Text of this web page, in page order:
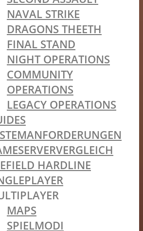
NAVAL STRIKE
DRAGONS THEETH
FINAL STAND
NIGHT OPERATIONS
COMMUNITY
OPERATIONS
LEGACY OPERATIONS
HARDLINE
MAPS
SPIELMODI